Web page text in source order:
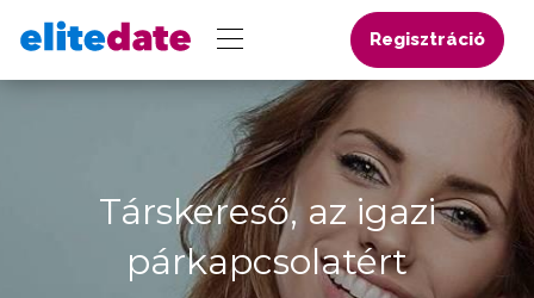
Regisztráció
Társkereső, az igazi
párkapcsolatért